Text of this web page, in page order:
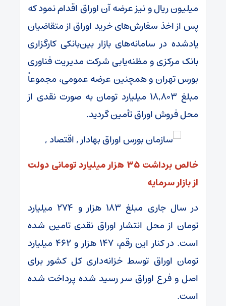
میلیون ریال و نیز عرضه آن اوراق اقدام نمود که
پس از اخذ سفارش‌های خرید اوراق از متقاضیان
یادشده در سامانه‌های بازار بین‌بانکی کارگزاری
بانک مرکزی و مظنه‌یابی شرکت مدیریت فناوری
بورس تهران و همچنین عرضه عمومی، مجموعاً
مبلغ ۱۸,۸۰۳ میلیارد تومان به صورت نقدی از
محل فروش اوراق تأمین گردید.
خالص برداشت ۳۵ هزار میلیارد تومانی دولت
از بازار سرمایه
در سال جاری مبلغ ۱۸۳ هزار و ۲۷۴ میلیارد
تومان از محل انتشار اوراق نقدی تامین شده
است. در کنار این رقم، ۱۴۷ هزار و ۴۶۲ میلیارد
تومان اوراق توسط خزانه‌داری کل کشور برای
اصل و فرع اوراق سر رسید شده پرداخت شده
است.